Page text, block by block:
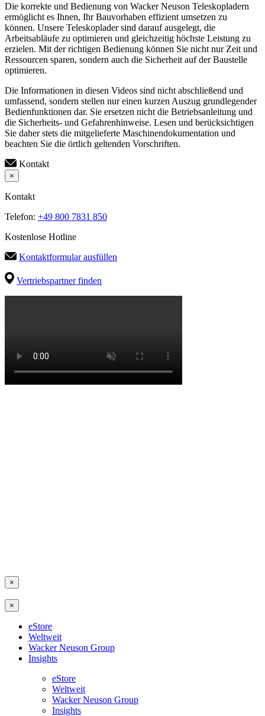
Die korrekte und Bedienung von Wacker Neuson Teleskopladern
ermöglicht es Ihnen, Ihr Bauvorhaben effizient umsetzen zu
können. Unsere Teleskoplader sind darauf ausgelegt, die
Arbeitsabläufe zu optimieren und gleichzeitig höchste Leistung zu
erzielen. Mit der richtigen Bedienung können Sie nicht nur Zeit und
Ressourcen sparen, sondern auch die Sicherheit auf der Baustelle
optimieren.
Die Informationen in diesen Videos sind nicht abschließend und
umfassend, sondern stellen nur einen kurzen Auszug grundlegender
Bedienfunktionen dar. Sie ersetzen nicht die Betriebsanleitung und
die Sicherheits- und Gefahrenhinweise. Lesen und berücksichtigen
Sie daher stets die mitgelieferte Maschinendokumentation und
beachten Sie die örtlich geltenden Vorschriften.
Kontakt
×
Kontakt
Telefon: +49 800 7831 850
Kostenlose Hotline
Kontaktformular ausfüllen
Vertriebspartner finden
×
×
eStore
Weltweit
Wacker Neuson Group
Insights
eStore
Weltweit
Wacker Neuson Group
Insights